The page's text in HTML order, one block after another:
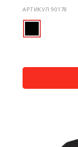
АРТИКУЛ 90178